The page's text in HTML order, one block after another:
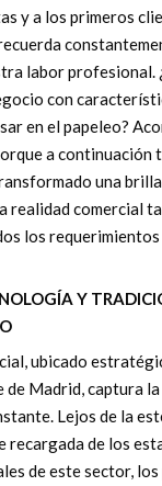
y a los primeros
labor profesional.
con
en el papeleo?
a continuación
una
realidad comercial
los
Y
ubicado
de Madrid, captura
Lejos de la
recargada de los
de este sector,